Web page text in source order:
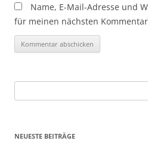
Name, E-Mail-Adresse und
für meinen nächsten
nach:
NEUESTE BEITRÄGE